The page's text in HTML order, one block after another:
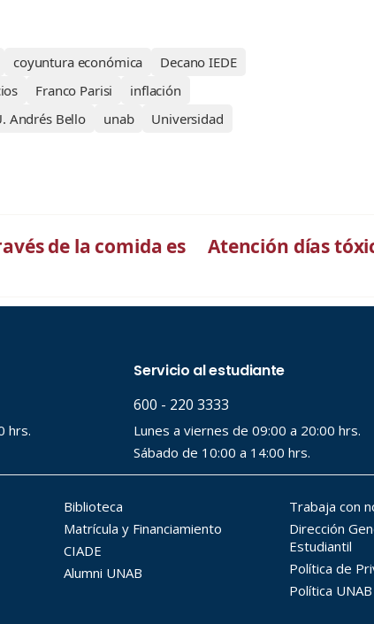
coyuntura económica
Decano IEDE
Franco Parisi
inflación
Andrés Bello unab
Universidad
de la comida es
Atención días